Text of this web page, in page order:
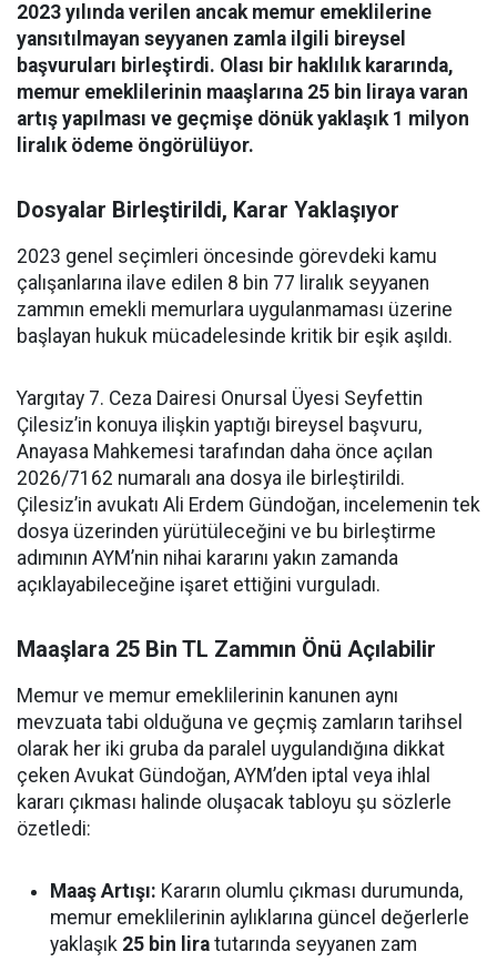
2023 yılında verilen ancak memur emeklilerine
yansıtılmayan seyyanen zamla ilgili bireysel
başvuruları birleştirdi. Olası bir haklılık kararında,
memur emeklilerinin maaşlarına 25 bin liraya varan
artış yapılması ve geçmişe dönük yaklaşık 1 milyon
liralık ödeme öngörülüyor.
Dosyalar Birleştirildi, Karar Yaklaşıyor
2023 genel seçimleri öncesinde görevdeki kamu
çalışanlarına ilave edilen 8 bin 77 liralık seyyanen
zammın emekli memurlara uygulanmaması üzerine
başlayan hukuk mücadelesinde kritik bir eşik aşıldı.
Yargıtay 7. Ceza Dairesi Onursal Üyesi Seyfettin
Çilesiz’in konuya ilişkin yaptığı bireysel başvuru,
Anayasa Mahkemesi tarafından daha önce açılan
2026/7162 numaralı ana dosya ile birleştirildi.
Çilesiz’in avukatı Ali Erdem Gündoğan, incelemenin tek
dosya üzerinden yürütüleceğini ve bu birleştirme
adımının AYM’nin nihai kararını yakın zamanda
açıklayabileceğine işaret ettiğini vurguladı.
Maaşlara 25 Bin TL Zammın Önü Açılabilir
Memur ve memur emeklilerinin kanunen aynı
mevzuata tabi olduğuna ve geçmiş zamların tarihsel
olarak her iki gruba da paralel uygulandığına dikkat
çeken Avukat Gündoğan, AYM’den iptal veya ihlal
kararı çıkması halinde oluşacak tabloyu şu sözlerle
özetledi:
Maaş Artışı: Kararın olumlu çıkması durumunda,
memur emeklilerinin aylıklarına güncel değerlerle
yaklaşık 25 bin lira tutarında seyyanen zam